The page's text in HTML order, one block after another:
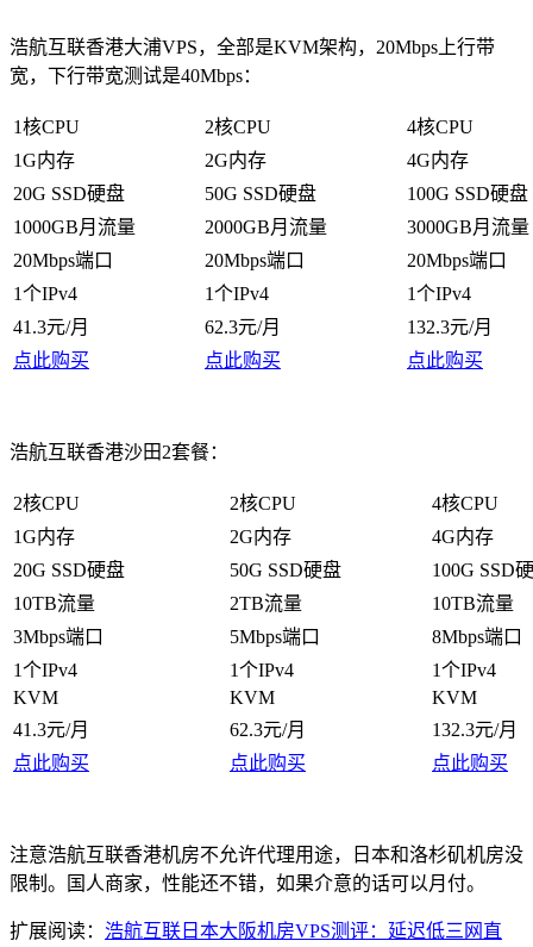
浩航互联香港大浦VPS，全部是KVM架构，20Mbps上行带
宽，下行带宽测试是40Mbps：
1核CPU 2核CPU
4核CPU
1G内存
2G内存
4G内存
20G SSD硬盘
50G SSD硬盘
100G SSD硬盘
1000GB月流量
2000GB月流量
3000GB月流量
20Mbps端口
20Mbps端口
20Mbps端口
1个IPv4
1个IPv4
1个IPv4
41.3元/月
62.3元/月
132.3元/月
点此购买
点此购买 点此购买
浩航互联香港沙田2套餐：
2核CPU 2核CPU
4核CPU
1G内存
2G内存
4G内存
20G SSD硬盘
50G SSD硬盘
100G SSD
10TB流量
2TB流量
10TB流量
3Mbps端口
5Mbps端口
8Mbps端口
1个IPv4
1个IPv4
1个IPv4
KVM
KVM
KVM
41.3元/月
62.3元/月
132.3元/月
点此购买
点此购买 点此购买
注意浩航互联香港机房不允许代理用途，日本和洛杉矶机房没
限制。国人商家，性能还不错，如果介意的话可以月付。
扩展阅读： 浩航互联日本大阪机房VPS测评：延迟低三网直